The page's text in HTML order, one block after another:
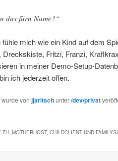
das fürn Name?“
mich wie ein Kind auf dem
Dreckskiste, Fritzi, Franzi,
in meiner Demo-Setup-
ich jederzeit offen.
von jjaritschunter/dev/privat
„ MOTHERHOST, CHILDCLIENT UND